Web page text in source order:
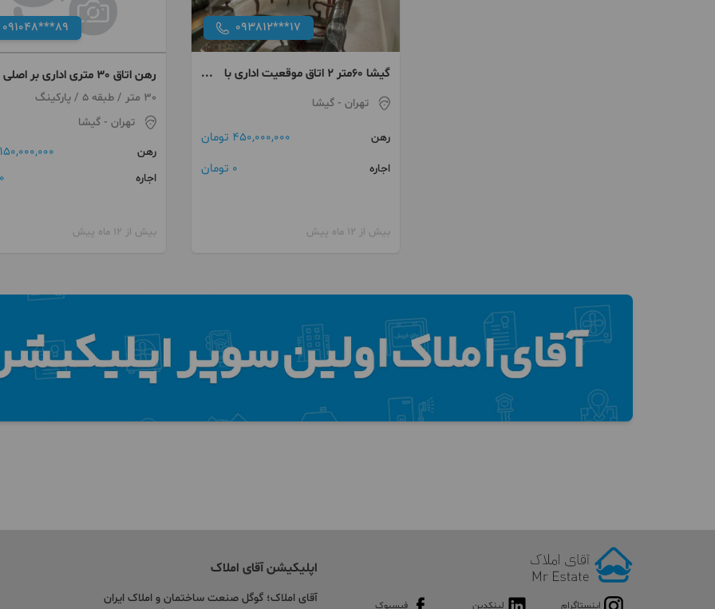
093812***17
گیشا ۶۰متر ۲ اتاق موقعیت اداری با
لوازم اداری رهن
تهران - گیشا
رهن 450,000,000 تومان
اجاره 0 تومان
بیش از 12 ماه پیش
091048***89
رهن اتاق 30 متری اداری بر اصلی
گیشا
30 متر / طبقه 5 / پارکینگ
تهران- گیشا
رهن
150,000,000
اجاره 0
بیش از 12 ماه پیش
اینستاگرام لینکدین فیسبوک
اپلیکیشن آقای املاک
آقای املاک؛ گوگل صنعت ساختمان و املاک ایران